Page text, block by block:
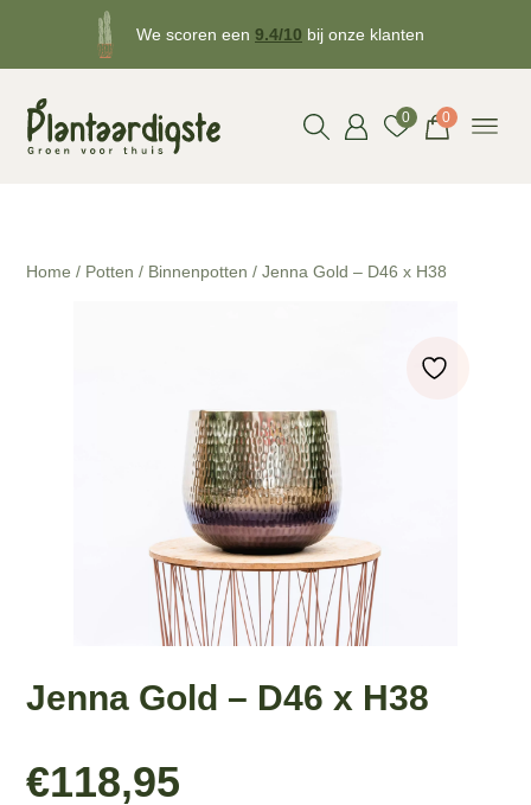
We scoren een 9.4/10 bij onze klanten
0 0
Home / Potten / Binnenpotten / Jenna Gold – D46 x H38
Jenna Gold – D46 x H38
€118,95